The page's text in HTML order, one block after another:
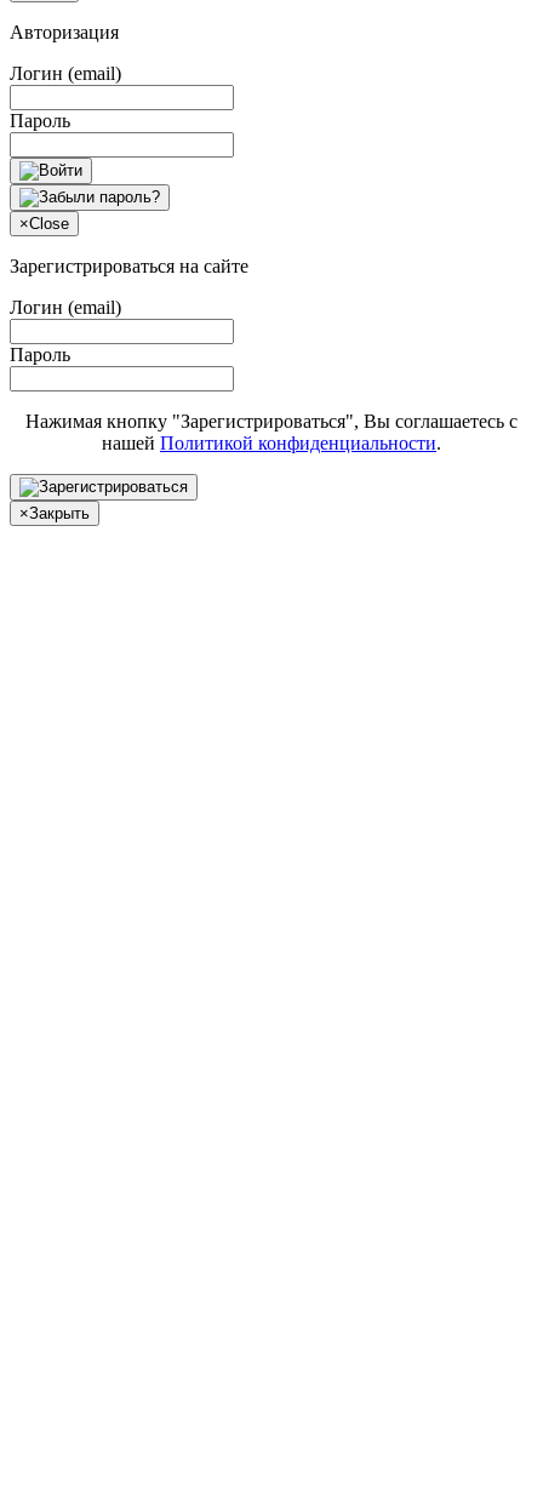
Авторизация
Логин (email)
Пароль
×Close
Зарегистрироваться на сайте
Логин (email)
Пароль
Нажимая кнопку "Зарегистрироваться", Вы соглашаетесь с
нашей Политикой конфиденциальности.
×Закрыть